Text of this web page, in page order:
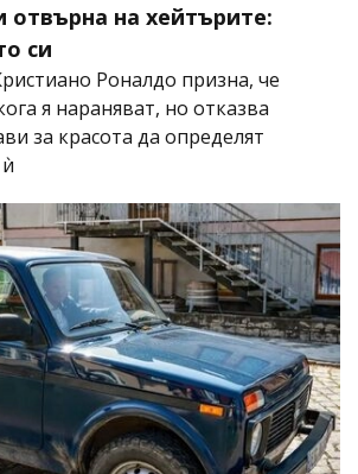
отвърна на хейтърите:
си
Роналдо призна, че
я нараняват, но отказва
за красота да определят